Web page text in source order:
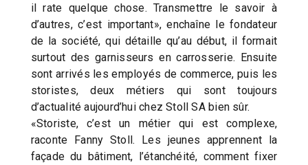
il rate quelque chose. Transmettre le savoir à
d’autres, c’est important», enchaîne le fondateur
de la société, qui détaille qu’au début, il formait
surtout des garnisseurs en carrosserie. Ensuite
sont arrivés les employés de commerce, puis les
storistes, deux métiers qui sont toujours
d’actualité aujourd’hui chez Stoll SA bien sûr.
«Storiste, c’est un métier qui est complexe,
raconte Fanny Stoll. Les jeunes apprennent la
façade du bâtiment, l’étanchéité, comment fixer